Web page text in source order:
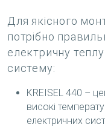
Для якісного
потрібно
електричну
систему:
KREISEL 440 –
високі
електричних